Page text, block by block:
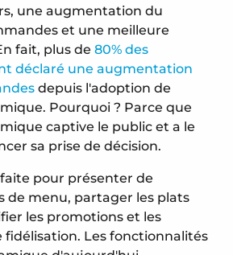
une augmentation du
et une meilleure
fait, plus de 80% des
déclaré une augmentation
depuis l'adoption de
Pourquoi ? Parce que
captive le public et a le
sa prise de décision.
pour présenter de
de menu, partager les plats
les promotions et les
fidélisation. Les fonctionnalités